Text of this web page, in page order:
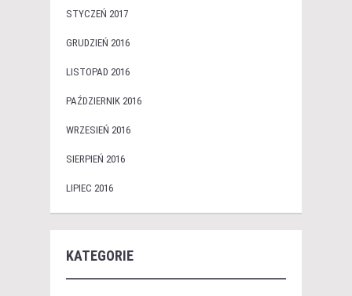
STYCZEŃ 2017
GRUDZIEŃ 2016
LISTOPAD 2016
PAŹDZIERNIK 2016
WRZESIEŃ 2016
SIERPIEŃ 2016
LIPIEC 2016
KATEGORIE